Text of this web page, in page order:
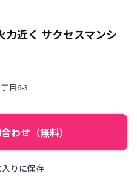
力近く サクセスマンシ
目6-3
わせ（無料）
りに保存